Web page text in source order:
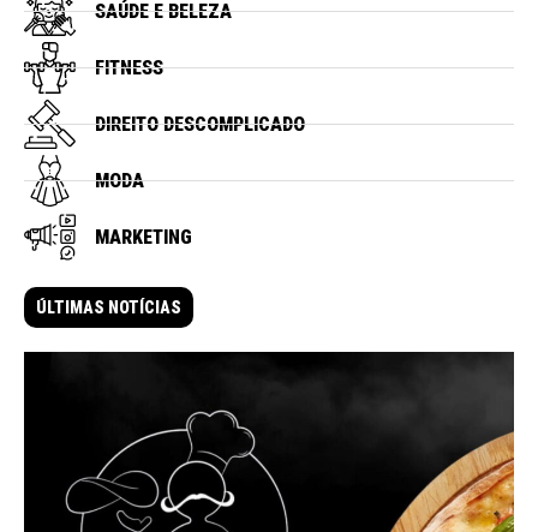
SAÚDE E BELEZA
FITNESS
DIREITO DESCOMPLICADO
MODA
MARKETING
ÚLTIMAS NOTÍCIAS